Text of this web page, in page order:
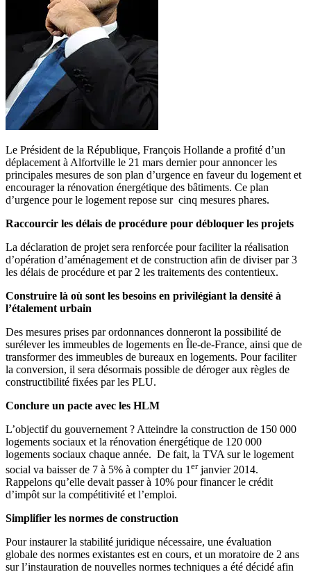
Le Président de la République, François Hollande a profité d’un
déplacement à Alfortville le 21 mars dernier pour annoncer les
principales mesures de son plan d’urgence en faveur du logement et
encourager la rénovation énergétique des bâtiments. Ce plan
d’urgence pour le logement repose sur cinq mesures phares.
Raccourcir les délais de procédure pour débloquer les projets
La déclaration de projet sera renforcée pour faciliter la réalisation
d’opération d’aménagement et de construction afin de diviser par 3
les délais de procédure et par 2 les traitements des contentieux.
Construire là où sont les besoins en privilégiant la densité à
l’étalement urbain
Des mesures prises par ordonnances donneront la possibilité de
surélever les immeubles de logements en Île-de-France, ainsi que de
transformer des immeubles de bureaux en logements. Pour faciliter
la conversion, il sera désormais possible de déroger aux règles de
constructibilité fixées par les PLU.
Conclure un pacte avec les HLM
L’objectif du gouvernement ? Atteindre la construction de 150 000
logements sociaux et la rénovation énergétique de 120 000
logements sociaux chaque année. De fait, la TVA sur le logement
social va baisser de 7 à 5% à compter du 1 erjanvier 2014.
Rappelons qu’elle devait passer à 10% pour financer le crédit
d’impôt sur la compétitivité et l’emploi.
Simplifier les normes de construction
Pour instaurer la stabilité juridique nécessaire, une évaluation
globale des normes existantes est en cours, et un moratoire de 2 ans
sur l’instauration de nouvelles normes techniques a été décidé afin